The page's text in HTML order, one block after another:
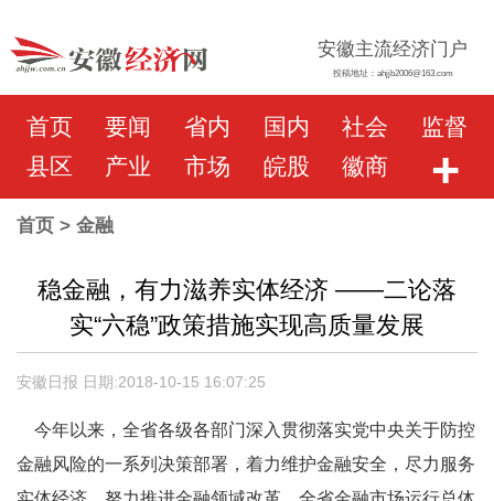
安徽主流经济门户
投稿地址：ahjjb2006@163.com
首页 要闻 省内 国内 社会
监督
县区
产业 市场 皖股 徽商 +
首页> 金融
稳金融，有力滋养实体经济 ——二论落
实“六稳”政策措施实现高质量发展
安徽日报 日期:2018-10-15 16:07:25
今年以来，全省各级各部门深入贯彻落实党中央关于防控
金融风险的一系列决策部署，着力维护金融安全，尽力服务